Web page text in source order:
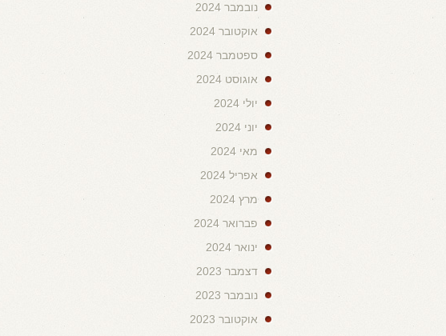
נובמבר 2024
אוקטובר 2024
ספטמבר 2024
אוגוסט 2024
יולי 2024
יוני 2024
מאי 2024
אפריל 2024
מרץ 2024
פברואר 2024
ינואר 2024
דצמבר 2023
נובמבר 2023
אוקטובר 2023